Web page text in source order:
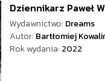
Dziennikarz Paweł
Wydawnictwo: Dreams
Autor: Bartłomiej
Rok wydania: 2022